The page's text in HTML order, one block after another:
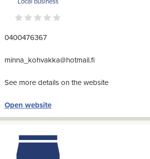
0400476367
minna_kohvakka@hotmail.fi
See more details on the website
Open website